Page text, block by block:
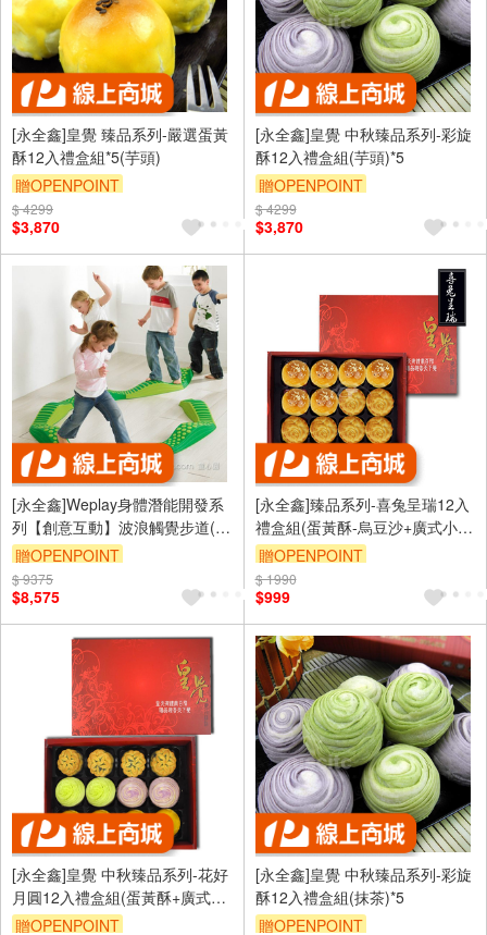
[永全鑫]皇覺 臻品系列-嚴選蛋黃
酥12入禮盒組*5(芋頭)
贈OPENPOINT
$ 4299
$3,870
[永全鑫]皇覺 中秋臻品系列-彩旋
酥12入禮盒組(芋頭)*5
贈OPENPOINT
$ 4299
$3,870
[永全鑫]Weplay身體潛能開發系
列【創意互動】波浪觸覺步道(綠
光森林) ATG-KT0009-00G
贈OPENPOINT
$ 9375
$8,575
[永全鑫]臻品系列-喜兔呈瑞12入
禮盒組(蛋黃酥-烏豆沙+廣式小月
餅)
贈OPENPOINT
$ 1990
$999
[永全鑫]皇覺 中秋臻品系列-花好
月圓12入禮盒組(蛋黃酥+廣式小
月餅+彩旋酥)
贈OPENPOINT
[永全鑫]皇覺 中秋臻品系列-彩旋
酥12入禮盒組(抹茶)*5
贈OPENPOINT